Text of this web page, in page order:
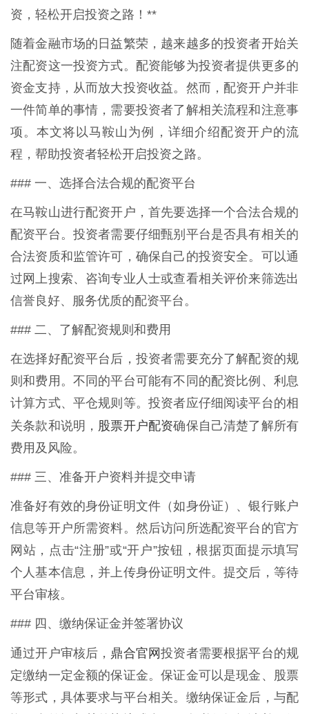
资，轻松开启投资之路！**
随着金融市场的日益繁荣，越来越多的投资者开始关
注配资这一投资方式。配资能够为投资者提供更多的
资金支持，从而放大投资收益。然而，配资开户并非
一件简单的事情，需要投资者了解相关流程和注意事
项。本文将以马鞍山为例，详细介绍配资开户的流
程，帮助投资者轻松开启投资之路。
### 一、选择合法合规的配资平台
在马鞍山进行配资开户，首先要选择一个合法合规的
配资平台。投资者需要仔细甄别平台是否具有相关的
合法资质和监管许可，确保自己的投资安全。可以通
过网上搜索、咨询专业人士或查看相关评价来筛选出
信誉良好、服务优质的配资平台。
### 二、了解配资规则和费用
在选择好配资平台后，投资者需要充分了解配资的规
则和费用。不同的平台可能有不同的配资比例、利息
计算方式、平仓规则等。投资者应仔细阅读平台的相
关条款和说明， 股票开户配资确保自己清楚了解所有
费用及风险。
### 三、准备开户资料并提交申请
准备好有效的身份证明文件（如身份证）、银行账户
信息等开户所需资料。然后访问所选配资平台的官方
网站，点击“注册”或“开户”按钮，根据页面提示填写
个人基本信息，并上传身份证明文件。提交后，等待
平台审核。
### 四、缴纳保证金并签署协议
通过开户审核后， 鼎合官网投资者需要根据平台的规
定缴纳一定金额的保证金。保证金可以是现金、股票
等形式，具体要求与平台相关。缴纳保证金后，与配